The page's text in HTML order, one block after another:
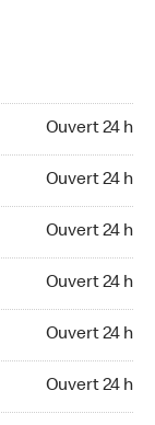
Ouvert 24 h
Ouvert 24 h
Ouvert 24 h
Ouvert 24 h
Ouvert 24 h
Ouvert 24 h